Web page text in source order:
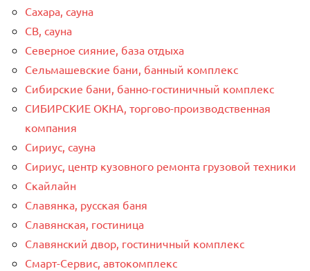
Сахара, сауна
СВ, сауна
Северное сияние, база отдыха
Сельмашевские бани, банный комплекс
Сибирские бани, банно-гостиничный комплекс
СИБИРСКИЕ ОКНА, торгово-производственная
компания
Сириус, сауна
Сириус, центр кузовного ремонта грузовой техники
Скайлайн
Славянка, русская баня
Славянская, гостиница
Славянский двор, гостиничный комплекс
Смарт-Сервис, автокомплекс